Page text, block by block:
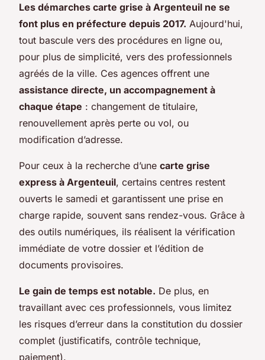
Les démarches carte grise à Argenteuil ne se
font plus en préfecture depuis 2017. Aujourd'hui,
tout bascule vers des procédures en ligne ou,
pour plus de simplicité, vers des professionnels
agréés de la ville. Ces agences offrent une
assistance directe, un accompagnement à
chaque étape : changement de titulaire,
renouvellement après perte ou vol, ou
modification d’adresse.
Pour ceux à la recherche d’une carte grise
express à Argenteuil, certains centres restent
ouverts le samedi et garantissent une prise en
charge rapide, souvent sans rendez-vous. Grâce à
des outils numériques, ils réalisent la vérification
immédiate de votre dossier et l’édition de
documents provisoires.
Le gain de temps est notable. De plus, en
travaillant avec ces professionnels, vous limitez
les risques d’erreur dans la constitution du dossier
complet (justificatifs, contrôle technique,
paiement).